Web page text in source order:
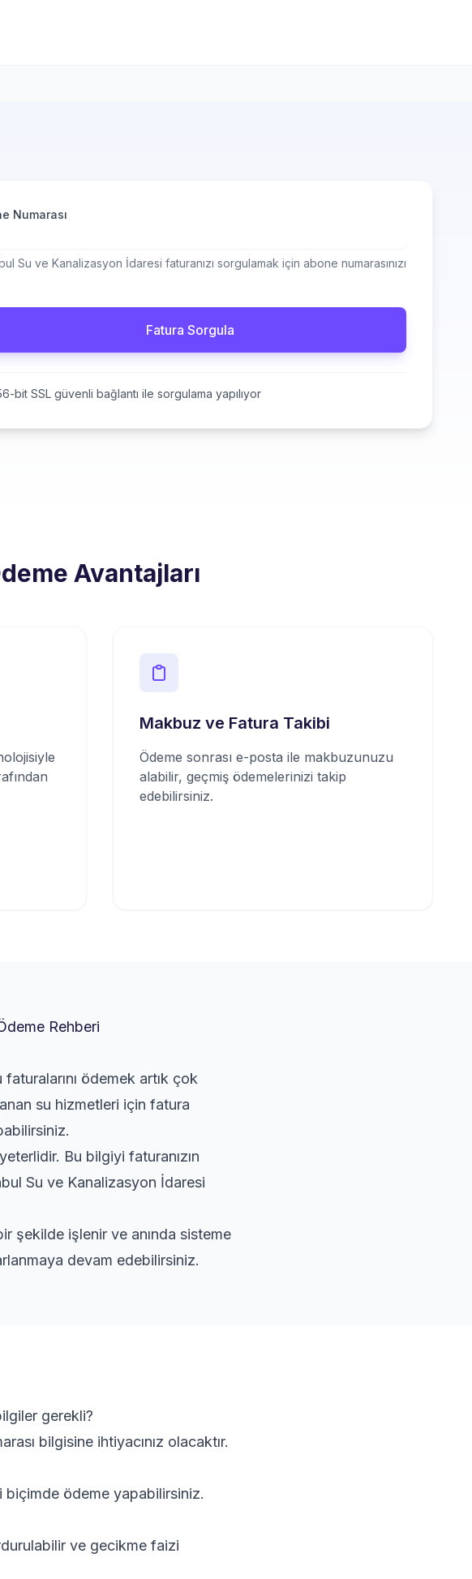
Numarası
Su ve Kanalizasyon İdaresi faturanızı sorgulamak için abone numarasınızı
Fatura Sorgula
bit SSL güvenli bağlantı ile sorgulama yapılıyor
Avantajları
Makbuz ve Fatura Takibi
Ödeme sonrası e-posta ile makbuzunuzu
alabilir, geçmiş ödemelerinizi takip
edebilirsiniz.
Rehberi
ödemek artık çok
su hizmetleri için fatura
Bu bilgiyi faturanızın
Su ve Kanalizasyon İdaresi
şekilde işlenir ve anında sisteme
devam edebilirsiniz.
gerekli?
bilgisine ihtiyacınız olacaktır.
biçimde ödeme yapabilirsiniz.
ve gecikme faizi